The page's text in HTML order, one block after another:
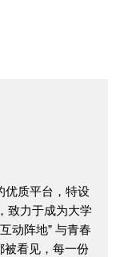
优质平台，特设
致力于成为大学
动阵地” 与青春
被看见，每一份